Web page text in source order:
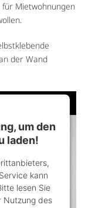
Mietwohnungen
der Wand
um den
laden!
kann
lesen Sie
Nutzung des